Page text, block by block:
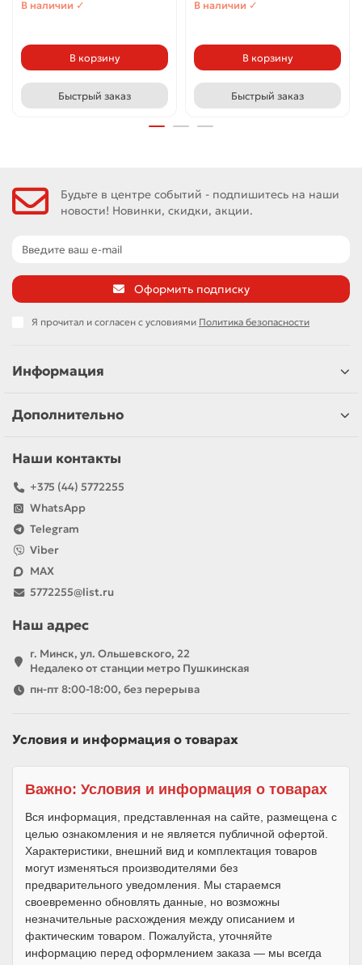
В наличии ✓
В корзину
Быстрый заказ
В наличии ✓
В корзину
Быстрый заказ
Будьте в центре событий - подпишитесь на наши
новости! Новинки, скидки, акции.
Оформить подписку
Я прочитал и согласен с условиями Политика безопасности
Информация
Дополнительно
Наши контакты
+375 (44) 5772255
WhatsApp
Telegram
Viber
MAX
5772255@list.ru
Наш адрес
г. Минск, ул. Ольшевского, 22
Недалеко от станции метро Пушкинская
пн-пт 8:00-18:00, без перерыва
Условия и информация о товарах
Важно: Условия и информация о товарах
Вся информация, представленная на сайте, размещена с
целью ознакомления и не является публичной офертой.
Характеристики, внешний вид и комплектация товаров
могут изменяться производителями без
предварительного уведомления. Мы стараемся
своевременно обновлять данные, но возможны
незначительные расхождения между описанием и
фактическим товаром. Пожалуйста, уточняйте
информацию перед оформлением заказа — мы всегда